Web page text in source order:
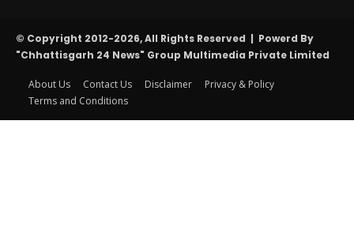
© Copyright 2012-2026, All Rights Reserved | Powerd By
"Chhattisgarh 24 News" Group Multimedia Private Limited
About Us Contact Us Disclaimer
Privacy & Policy
Terms and Conditions